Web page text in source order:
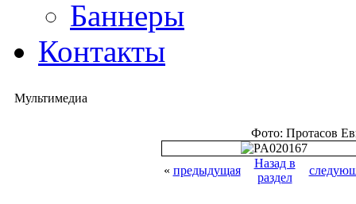
Баннеры
Контакты
Мультимедиа
Фото: Протасов
« предыдущая
Назад в
раздел